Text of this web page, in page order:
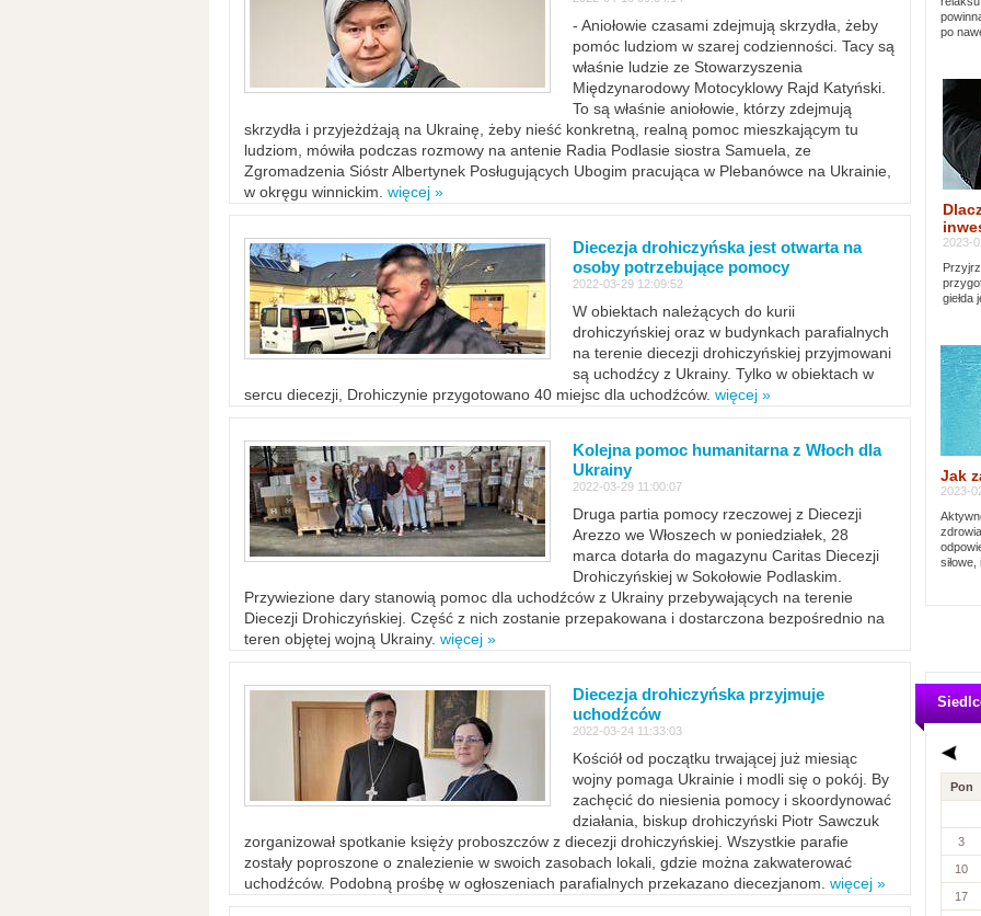
- Aniołowie czasami zdejmują skrzydła, żeby
pomóc ludziom w szarej codzienności. Tacy są
właśnie ludzie ze Stowarzyszenia
Międzynarodowy Motocyklowy Rajd Katyński.
To są właśnie aniołowie, którzy zdejmują
skrzydła i przyjeżdżają na Ukrainę, żeby nieść konkretną, realną pomoc mieszkającym tu
ludziom, mówiła podczas rozmowy na antenie Radia Podlasie siostra Samuela, ze
Zgromadzenia Sióstr Albertynek Posługujących Ubogim pracująca w Plebanówce na Ukrainie,
w okręgu winnickim. więcej »
Diecezja drohiczyńska jest otwarta na
osoby potrzebujące pomocy
2022-03-29 12:09:52
W obiektach należących do kurii
drohiczyńskiej oraz w budynkach parafialnych
na terenie diecezji drohiczyńskiej przyjmowani
są uchodźcy z Ukrainy. Tylko w obiektach w
sercu diecezji, Drohiczynie przygotowano 40 miejsc dla uchodźców. więcej »
Kolejna pomoc humanitarna z Włoch dla
Ukrainy
2022-03-29 11:00:07
Druga partia pomocy rzeczowej z Diecezji
Arezzo we Włoszech w poniedziałek, 28
marca dotarła do magazynu Caritas Diecezji
Drohiczyńskiej w Sokołowie Podlaskim.
Przywiezione dary stanowią pomoc dla uchodźców z Ukrainy przebywających na terenie
Diecezji Drohiczyńskiej. Część z nich zostanie przepakowana i dostarczona bezpośrednio na
teren objętej wojną Ukrainy. więcej »
Diecezja drohiczyńska przyjmuje
uchodźców
2022-03-24 11:33:03
Kościół od początku trwającej już miesiąc
wojny pomaga Ukrainie i modli się o pokój. By
zachęcić do niesienia pomocy i skoordynować
działania, biskup drohiczyński Piotr Sawczuk
zorganizował spotkanie księży proboszczów z diecezji drohiczyńskiej. Wszystkie parafie
zostały poproszone o znalezienie w swoich zasobach lokali, gdzie można zakwaterować
uchodźców. Podobną prośbę w ogłoszeniach parafialnych przekazano diecezjanom. więcej »
po
2023-
giełda
Jak
2023-
Pon
3
10
17